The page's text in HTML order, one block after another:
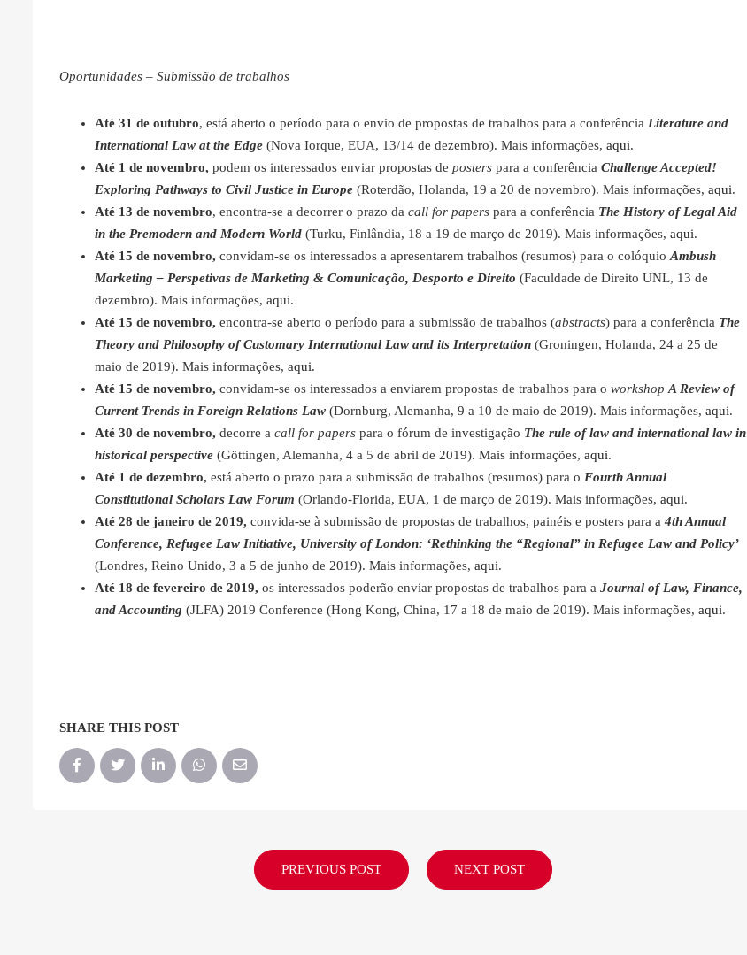
Oportunidades – Submissão de trabalhos
Até 31 de outubro, está aberto o período para o envio de propostas de trabalhos para a conferência Literature and
International Law at the Edge (Nova Iorque, EUA, 13/14 de dezembro). Mais informações, aqui.
Até 1 de novembro, podem os interessados enviar propostas de posters para a conferência Challenge Accepted!
Exploring Pathways to Civil Justice in Europe (Roterdão, Holanda, 19 a 20 de novembro). Mais informações, aqui.
Até 13 de novembro, encontra-se a decorrer o prazo da call for papers para a conferência The History of Legal Aid
in the Premodern and Modern World (Turku, Finlândia, 18 a 19 de março de 2019). Mais informações, aqui.
Até 15 de novembro, convidam-se os interessados a apresentarem trabalhos (resumos) para o colóquio Ambush
Marketing – Perspetivas de Marketing & Comunicação, Desporto e Direito (Faculdade de Direito UNL, 13 de
dezembro). Mais informações, aqui.
Até 15 de novembro, encontra-se aberto o período para a submissão de trabalhos (abstracts) para a conferência The
Theory and Philosophy of Customary International Law and its Interpretation (Groningen, Holanda, 24 a 25 de
maio de 2019). Mais informações, aqui.
Até 15 de novembro, convidam-se os interessados a enviarem propostas de trabalhos para o workshop A Review of
Current Trends in Foreign Relations Law (Dornburg, Alemanha, 9 a 10 de maio de 2019). Mais informações, aqui.
Até 30 de novembro, decorre a call for papers para o fórum de investigação The rule of law and international law in
historical perspective (Göttingen, Alemanha, 4 a 5 de abril de 2019). Mais informações, aqui.
Até 1 de dezembro, está aberto o prazo para a submissão de trabalhos (resumos) para o Fourth Annual
Constitutional Scholars Law Forum (Orlando-Florida, EUA, 1 de março de 2019). Mais informações, aqui.
Até 28 de janeiro de 2019, convida-se à submissão de propostas de trabalhos, painéis e posters para a4th Annual
Conference, Refugee Law Initiative, University of London: ‘Rethinking the “Regional” in Refugee Law and Policy’
(Londres, Reino Unido, 3 a 5 de junho de 2019). Mais informações, aqui.
Até 18 de fevereiro de 2019, os interessados poderão enviar propostas de trabalhos para a Journal of Law, Finance,
and Accounting (JLFA) 2019 Conference (Hong Kong, China, 17 a 18 de maio de 2019). Mais informações, aqui.
SHARE THIS POST
PREVIOUS POST NEXT POST